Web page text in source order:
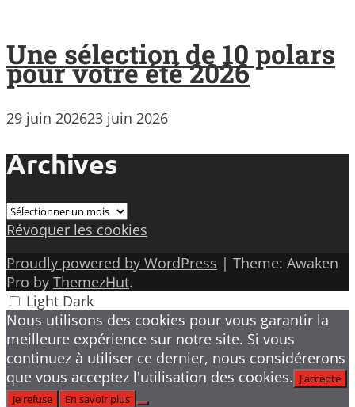
Une sélection de 10 polars
pour votre été 2026
29 juin 202623 juin 2026
Archives
Archives
Révoquer les cookies
Proudly powered by WordPress | Theme: Awaken
Pro by ThemezHut.
Light Dark
Nous utilisons des cookies pour vous garantir la
meilleure expérience sur notre site. Si vous
continuez à utiliser ce dernier, nous considérerons
que vous acceptez l'utilisation des cookies. J'accepte
Je refuse
En savoir plus